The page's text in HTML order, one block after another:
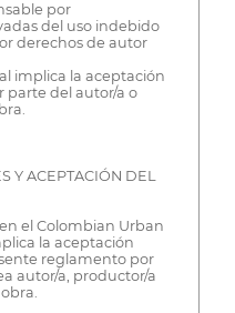
por
del uso indebido
derechos de autor
implica la aceptación
parte del autor/a o
Y ACEPTACIÓN DEL
el Colombian Urban
la aceptación
reglamento por
autor/a, productor/a